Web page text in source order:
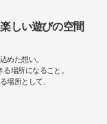
しい遊びの空間
めた想い。
場所になること。
場所として、